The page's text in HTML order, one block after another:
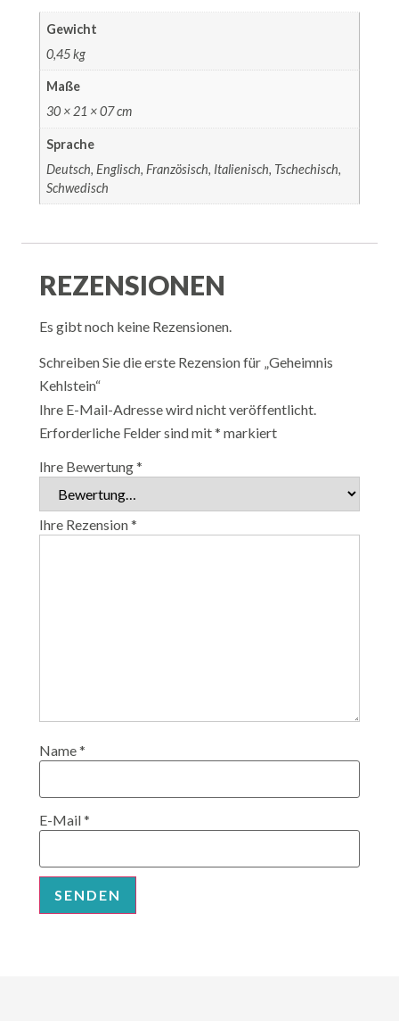
Gewicht
0,45 kg
Maße
30 × 21 × 07 cm
Sprache
Deutsch, Englisch, Französisch, Italienisch, Tschechisch,
Schwedisch
REZENSIONEN
Es gibt noch keine Rezensionen.
Schreiben Sie die erste Rezension für „Geheimnis
Kehlstein“
Ihre E-Mail-Adresse wird nicht veröffentlicht.
Erforderliche Felder sind mit* markiert
Ihre Bewertung*
Ihre Rezension*
Name*
E-Mail*